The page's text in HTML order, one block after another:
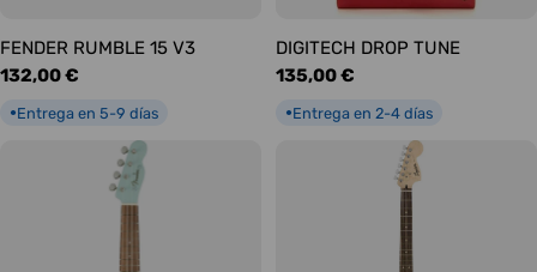
FENDER RUMBLE 15 V3
Precio
132,00 €
●Entrega en 5-9 días
DIGITECH DROP TUNE
Precio
135,00 €
●Entrega en 2-4 días